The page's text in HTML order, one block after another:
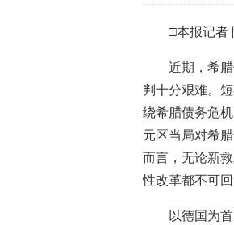
□本报记者
近期，希
判十分艰难。
绕希腊债务危
元区当局对希
而言，无论新
性改革都不可回
以德国为